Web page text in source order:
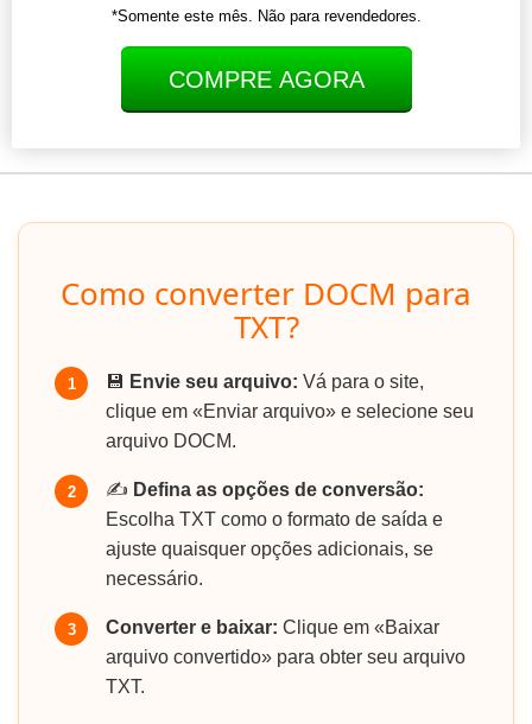
*Somente este mês. Não para revendedores.
COMPRE AGORA
Como converter DOCM para
TXT?
1 💾 Envie seu arquivo: Vá para o site,
clique em «Enviar arquivo» e selecione seu
arquivo DOCM.
2 ✍️ Defina as opções de conversão:
Escolha TXT como o formato de saída e
ajuste quaisquer opções adicionais, se
necessário.
3 Converter e baixar: Clique em «Baixar
arquivo convertido» para obter seu arquivo
TXT.